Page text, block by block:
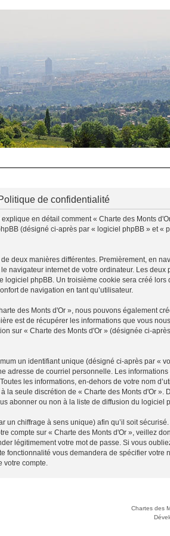
de confidentialité
en détail comment « Charte des Monts
(désigné ci-après par « logiciel phpBB » et
deux manières différentes. Premièrement, en
navigateur internet de votre ordinateur. Les
logiciel phpBB. Un troisième cookie sera créé
de navigation en tant qu’utilisateur.
des Monts d'Or », nous pouvons également
est de récupérer les informations que vous
sur « Charte des Monts d'Or » (désignée ci-
un identifiant unique (désigné ci-après par «
adresse de courriel personnelle. Les
les informations, en-dehors de votre nom
la seule discrétion de « Charte des Monts d'Or
abonner ou non à la liste de diffusion du logiciel
un chiffrage à sens unique) afin qu’il soit
compte sur « Charte des Monts d'Or », veillez
légitimement votre mot de passe. Si vous
fonctionnalité vous demandera de spécifier
votre compte.
Chartes des